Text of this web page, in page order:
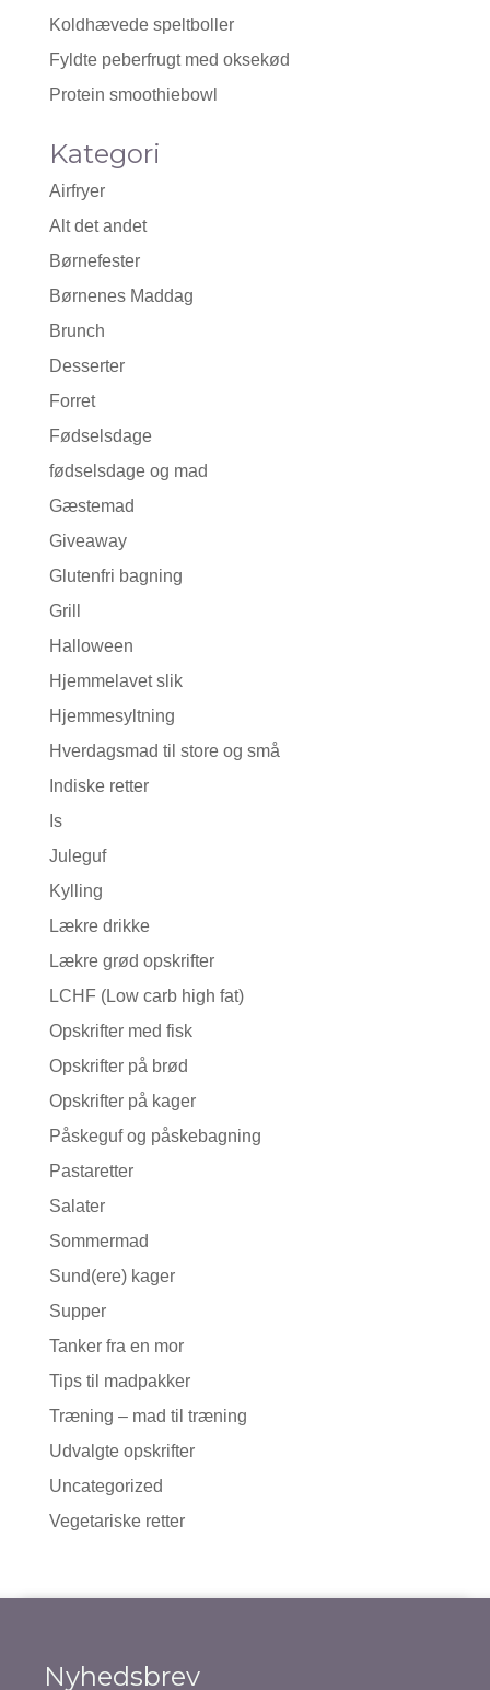
Koldhævede speltboller
Fyldte peberfrugt med oksekød
Protein smoothiebowl
Kategori
Airfryer
Alt det andet
Børnefester
Børnenes Maddag
Brunch
Desserter
Forret
Fødselsdage
fødselsdage og mad
Gæstemad
Giveaway
Glutenfri bagning
Grill
Halloween
Hjemmelavet slik
Hjemmesyltning
Hverdagsmad til store og små
Indiske retter
Is
Juleguf
Kylling
Lækre drikke
Lækre grød opskrifter
LCHF (Low carb high fat)
Opskrifter med fisk
Opskrifter på brød
Opskrifter på kager
Påskeguf og påskebagning
Pastaretter
Salater
Sommermad
Sund(ere) kager
Supper
Tanker fra en mor
Tips til madpakker
Træning – mad til træning
Udvalgte opskrifter
Uncategorized
Vegetariske retter
Nyhedsbrev